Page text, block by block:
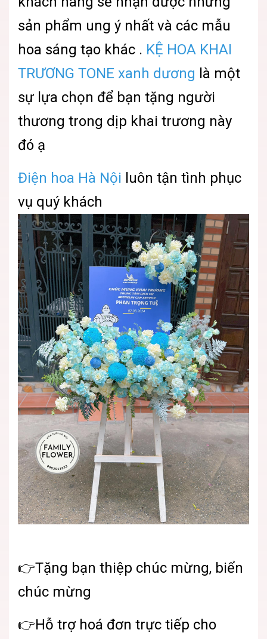
sản phẩm ung ý nhất và các mẫu
hoa sáng tạo khác . KỆ HOA KHAI
TRƯƠNG TONE xanh dương là một
sự lựa chọn để bạn tặng người
thương trong dịp khai trương này
đó ạ
Điện hoa Hà Nội luôn tận tình phục
vụ quý khách
👉Tặng bạn thiệp chúc mừng, biển
chúc mừng
👉Hỗ trợ hoá đơn trực tiếp cho